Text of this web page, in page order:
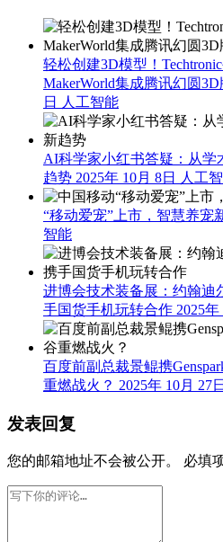
轻松创建3D模型！
MakerWorld集成腾讯幻圆
日
人工智能
AI科学家小红书答疑：从学
趋势 2025年 10月 8日
人工
“移动爱宠”上市，智慧养宠
智能
进博会技术装备展：约翰迪
手国货手机玩转合作 2025年
百度前副总裁景鲲携
重燃战火？ 2025年 10月 27日
发表回复
您的邮箱地址不会被公开。 必填